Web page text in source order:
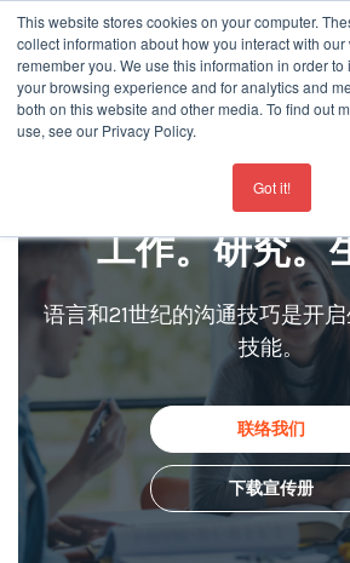
This website stores cookies on your computer.
collect information about how you interact with
remember you. We use this information in order
your browsing experience and for analytics and
both on this website and other media. To find out
use, see our Privacy Policy.
Got it!
For the latest updates about our
工作。研究。
语言和21世纪的沟通技巧是开
技能。
联络我们
下载宣传册